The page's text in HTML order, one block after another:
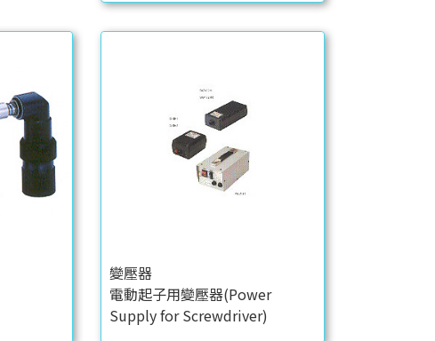
變壓器
電動起子用變壓器(Power
Supply for Screwdriver)